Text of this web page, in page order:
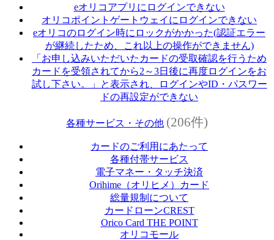
eオリコアプリにログインできない
オリコポイントゲートウェイにログインできない
eオリコのログイン時にロックがかかった(認証エラー
が継続したため、これ以上の操作ができません)
「お申し込みいただいたカードの受取確認を行うため
カードを受領されてから2～3日後に再度ログインをお
試し下さい。」と表示され、ログインやID・パスワー
ドの再設定ができない
各種サービス・その他 (206件)
カードのご利用にあたって
各種付帯サービス
電子マネー・タッチ決済
Orihime（オリヒメ）カード
総量規制について
カードローンCREST
Orico Card THE POINT
オリコモール